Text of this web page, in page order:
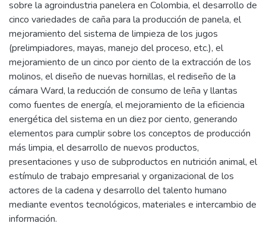
sobre la agroindustria panelera en Colombia, el desarrollo de
cinco variedades de caña para la producción de panela, el
mejoramiento del sistema de limpieza de los jugos
(prelimpiadores, mayas, manejo del proceso, etc.), el
mejoramiento de un cinco por ciento de la extracción de los
molinos, el diseño de nuevas hornillas, el rediseño de la
cámara Ward, la reducción de consumo de leña y llantas
como fuentes de energía, el mejoramiento de la eficiencia
energética del sistema en un diez por ciento, generando
elementos para cumplir sobre los conceptos de producción
más limpia, el desarrollo de nuevos productos,
presentaciones y uso de subproductos en nutrición animal, el
estímulo de trabajo empresarial y organizacional de los
actores de la cadena y desarrollo del talento humano
mediante eventos tecnológicos, materiales e intercambio de
información.